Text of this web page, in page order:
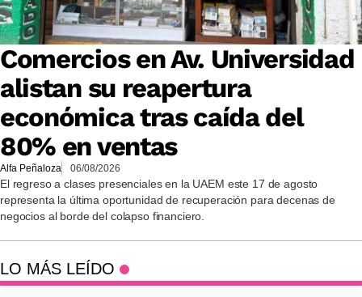
Comercios en Av. Universidad
alistan su reapertura
económica tras caída del
80% en ventas
Alfa Peñaloza 06/08/2026
El regreso a clases presenciales en la UAEM este 17 de agosto
representa la última oportunidad de recuperación para decenas de
negocios al borde del colapso financiero.
LO MÁS LEÍDO